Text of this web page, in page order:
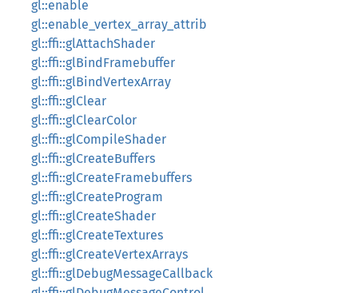
gl::enable
gl::enable_vertex_array_attrib
gl::ffi::glAttachShader
gl::ffi::glBindFramebuffer
gl::ffi::glBindVertexArray
gl::ffi::glClear
gl::ffi::glClearColor
gl::ffi::glCompileShader
gl::ffi::glCreateBuffers
gl::ffi::glCreateFramebuffers
gl::ffi::glCreateProgram
gl::ffi::glCreateShader
gl::ffi::glCreateTextures
gl::ffi::glCreateVertexArrays
gl::ffi::glDebugMessageCallback